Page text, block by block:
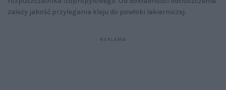
zależy jakość przylegania kleju do powłoki lakierniczej.